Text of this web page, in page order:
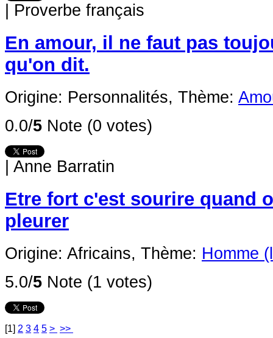
Proverbe français
En amour, il ne faut pas
qu'on dit.
Origine: Personnalités, Thème:
0.0/5 Note (0 votes)
Anne Barratin
Etre fort c'est sourire quand
pleurer
Origine: Africains, Thème: Homme
5.0/5 Note (1 votes)
[1] 2 3 4 5 > >>